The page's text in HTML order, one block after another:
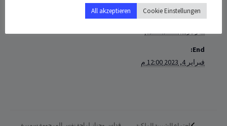
DETAILS
Start:
End:
فبراير 4, 2023 12:00 م
VENUE
Adolph-Kolping-str. 5, 78054
Cookie Einstellungen
All akzeptieren